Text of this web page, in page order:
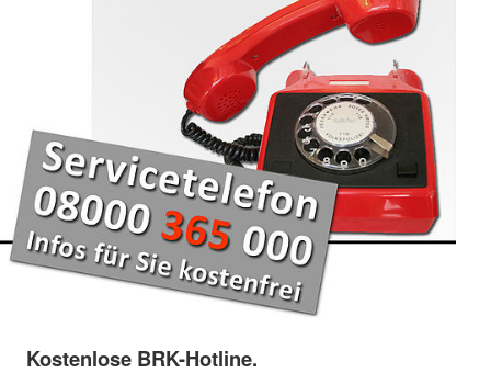
Kostenlose BRK-Hotline.